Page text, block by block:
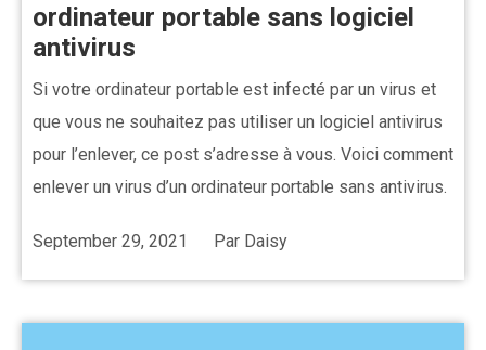
ordinateur portable sans logiciel
antivirus
Si votre ordinateur portable est infecté par un virus et
que vous ne souhaitez pas utiliser un logiciel antivirus
pour l’enlever, ce post s’adresse à vous. Voici comment
enlever un virus d’un ordinateur portable sans antivirus.
September 29, 2021 Par Daisy